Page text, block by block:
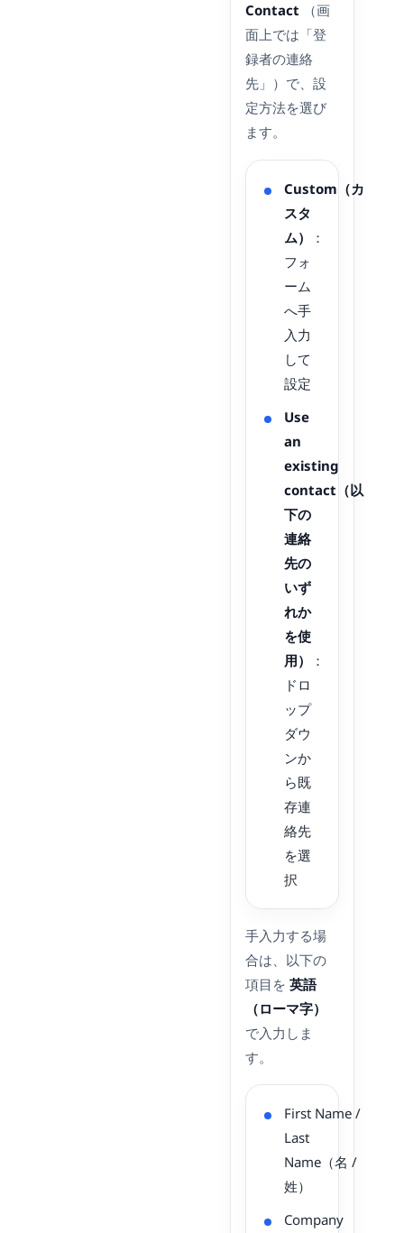
Contact （画
面上では「登
録者の連絡
先」）で、設
定方法を選び
ます。
Custom（カ
スタ
ム）
：
フォ
ーム
へ手
入力
して
設定
Use
an
existing
contact（以
下の
連絡
先の
いず
れか
を使
用）
：
ドロ
ップ
ダウ
ンか
ら既
存連
絡先
を選
択
手入力する場
合は、以下の
項目を英語
（ローマ字）
で入力しま
す。
First Name /
Last
Name（名 /
姓）
Company